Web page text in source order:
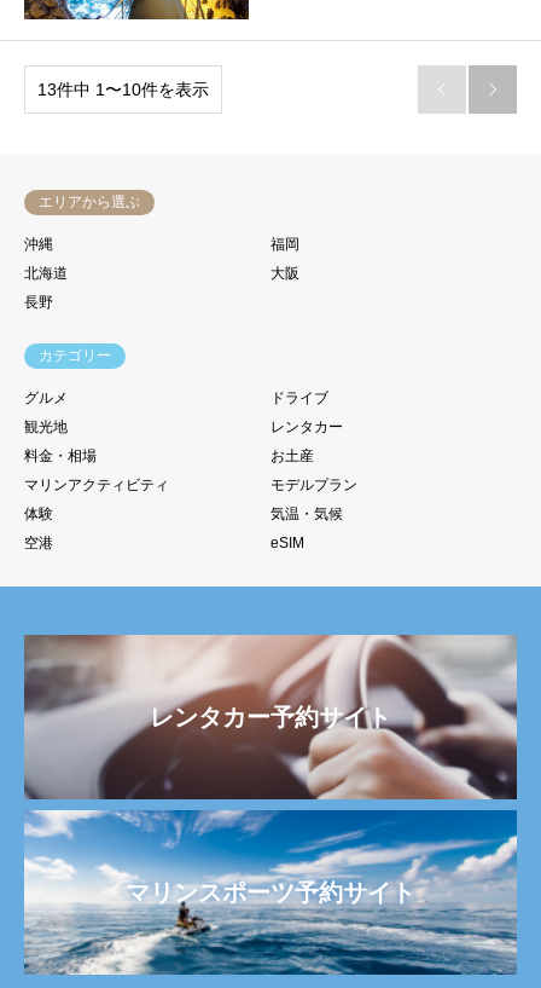
13件中 1〜10件を表示  
エリアから選ぶ
沖縄
福岡
北海道
大阪
長野
カテゴリー
グルメ
ドライブ
観光地
レンタカー
料金・相場
お土産
マリンアクティビティ
モデルプラン
体験
気温・気候
空港
eSIM
レンタカー予約サイト
マリンスポーツ予約サイト